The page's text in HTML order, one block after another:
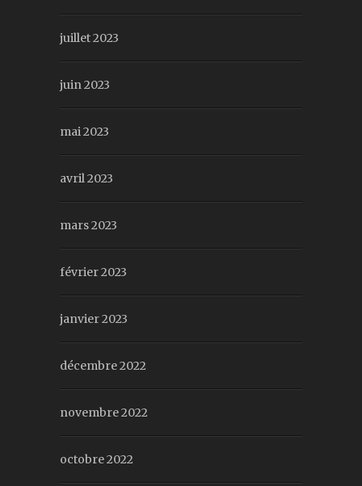
juillet 2023
juin 2023
mai 2023
avril 2023
mars 2023
février 2023
janvier 2023
décembre 2022
novembre 2022
octobre 2022